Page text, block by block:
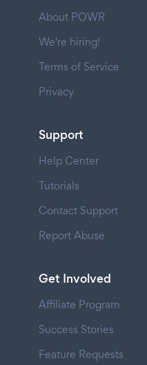
About POWR
We're hiring!
Terms of Service
Privacy
Support
Help Center
Tutorials
Contact Support
Report Abuse
Get Involved
Affiliate Program
Success Stories
Feature Requests